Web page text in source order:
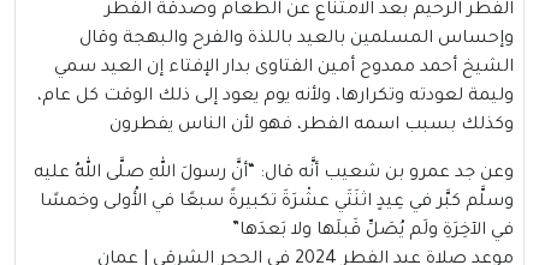
الفطر الرحيم بعد الامتناع عن الطعام وصدقة الفطر
وإحساس المسلمين بالعيد باللذة والفرح والبهجة وقال
الشيخ أحمد ممدوح أمين الفتاوى بدار الإفتاء إن العيد سمي
وليمة لعودته وتكرارها، ولأنه يوم يعود إلى ذلك الوقت كل عام،
وكذلك بسبب اسمه الفطر، فهو لأن الناس يفطرون
وعن جد عمرو بن شعيب أنَّه قال: “أنَّ رسولَ اللهِ صلَّى اللهُ عليه
وسلَّم كبَّر في عِيدٍ اثنَتَي عشْرَةَ تكبيرةً سبعًا في الأُولى وخمسًا
في الآخِرَةِ ولَم يُصَلِّ قَبلَها ولا بَعدَها”
موعد صلاة عيد الفطر 2024 في الحجر الشرقي | عمان